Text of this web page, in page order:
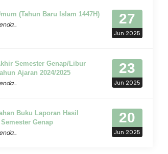
27
Jun 2025
(Tahun Baru Islam 1447H)
23
Jun 2025
Semester Genap/Libur
Ajaran 2024/2025
20
Jun 2025
Buku Laporan Hasil
Genap